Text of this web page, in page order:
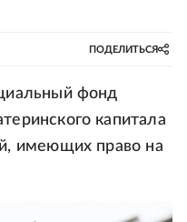
ПОДЕЛИТЬСЯ
фонд
капитала
имеющих право на